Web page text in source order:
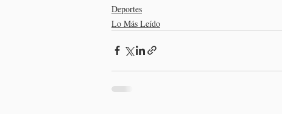
Deportes
Lo Más Leído